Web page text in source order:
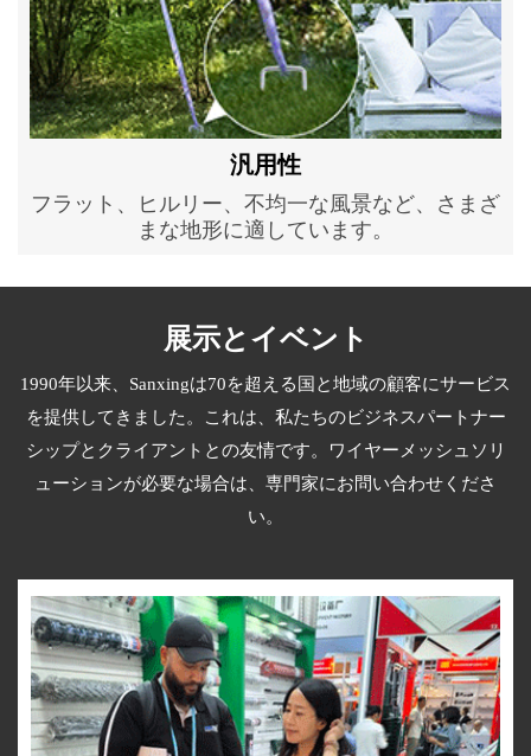
汎用性
フラット、ヒルリー、不均一な風景など、さまざ
まな地形に適しています。
展示とイベント
1990年以来、Sanxingは70を超える国と地域の顧客にサービス
を提供してきました。これは、私たちのビジネスパートナー
シップとクライアントとの友情です。ワイヤーメッシュソリ
ューションが必要な場合は、専門家にお問い合わせくださ
い。